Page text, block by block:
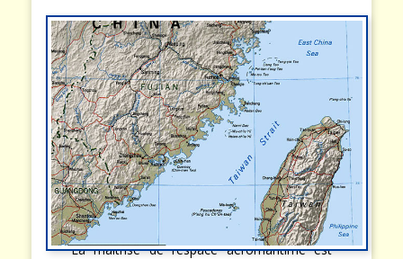
La maîtrise de l’espace aéromaritime est